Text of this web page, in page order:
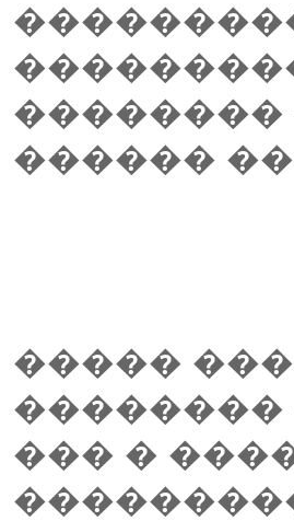
��������
������
�����
��������
��� �